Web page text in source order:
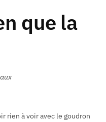
que la
rien à voir avec le goudron